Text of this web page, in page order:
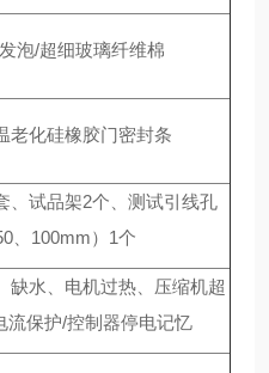
泡/超细玻璃纤维棉
老化硅橡胶门密封条
、试品架2个、测试引线孔
、100mm）1个
缺水、电机过热、压缩机超
流保护/控制器停电记忆